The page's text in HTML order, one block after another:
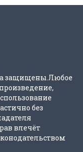
защищены.Любое
без
влечёт